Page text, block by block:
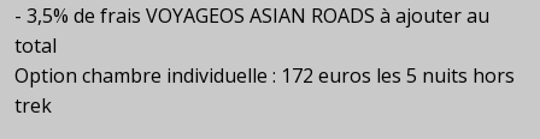
- 3,5% de frais VOYAGEOS ASIAN ROADS à ajouter au
total
Option chambre individuelle : 172 euros les 5 nuits hors
trek